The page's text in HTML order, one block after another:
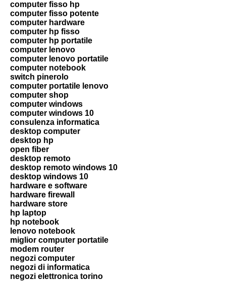
computer fisso hp
computer fisso potente
computer hardware
computer hp fisso
computer hp portatile
computer lenovo
computer lenovo portatile
computer notebook
switch pinerolo
computer portatile lenovo
computer shop
computer windows
computer windows 10
consulenza informatica
desktop computer
desktop hp
open fiber
desktop remoto
desktop remoto windows 10
desktop windows 10
hardware e software
hardware firewall
hardware store
hp laptop
hp notebook
lenovo notebook
miglior computer portatile
modem router
negozi computer
negozi di informatica
negozi elettronica torino